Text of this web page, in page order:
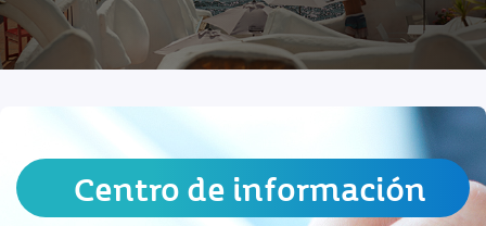
Centro de información